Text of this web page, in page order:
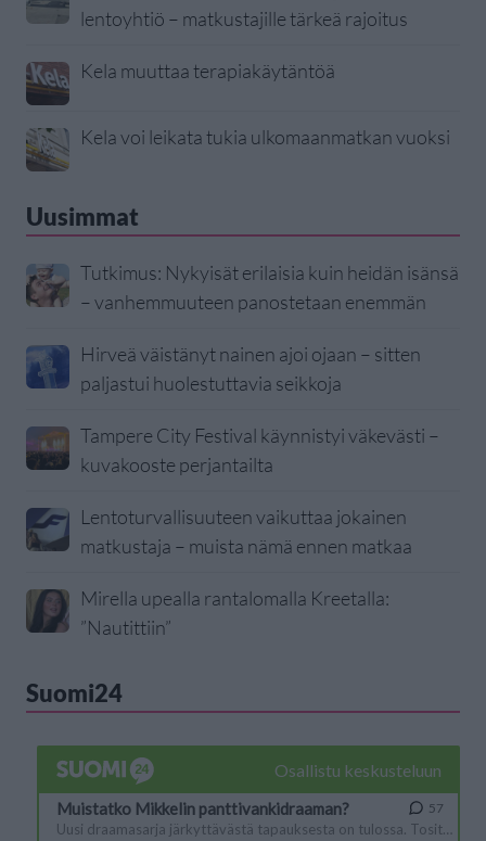
lentoyhtiö – matkustajille tärkeä rajoitus
Kela muuttaa terapiakäytäntöä
Kela voi leikata tukia ulkomaanmatkan vuoksi
Uusimmat
Tutkimus: Nykyisät erilaisia kuin heidän isänsä
– vanhemmuuteen panostetaan enemmän
Hirveä väistänyt nainen ajoi ojaan – sitten
paljastui huolestuttavia seikkoja
Tampere City Festival käynnistyi väkevästi –
kuvakooste perjantailta
Lentoturvallisuuteen vaikuttaa jokainen
matkustaja – muista nämä ennen matkaa
Mirella upealla rantalomalla Kreetalla:
”Nautittiin”
Suomi24